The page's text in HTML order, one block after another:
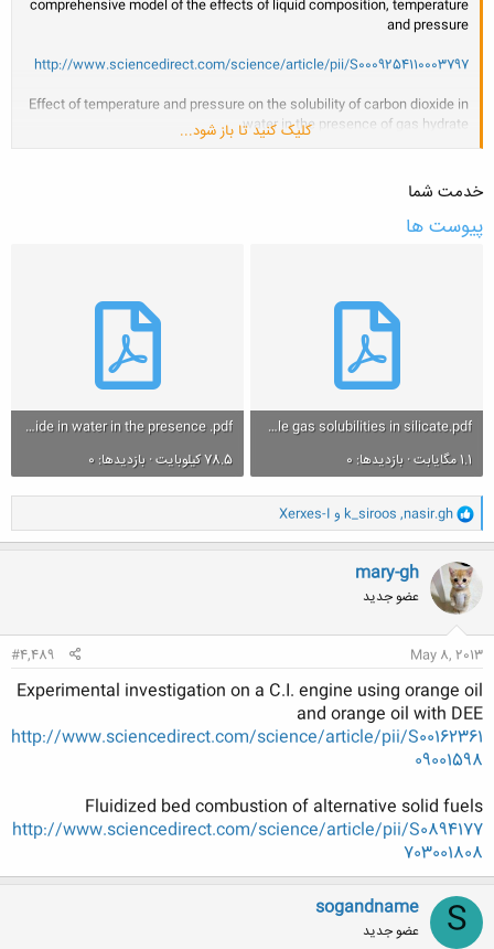
comprehensive model of the effects of liquid composition, temperature
and pressure
http://www.sciencedirect.com/science/article/pii/S0009254110003797
Effect of temperature and pressure on the solubility of carbon dioxide in
water in the presence of gas hydrate
کلیک کنید تا باز شود...
خدمت شما
پیوست ها
Noble gas solubilities in silicate.pdf
1.1 مگایابت · بازدیدها: 0
Effect of temperature and pressure on the solubility of carbon dioxide in water in the presence .pdf
78.5 کیلوبایت · بازدیدها: 0
و
ا
ک
ن
ش
ه
ا
nasir.gh
,
k_siroos و Xerxes-I
mary-gh
عضو جدید
May 8, 2013
#4,489
Experimental investigation on a C.I. engine using orange oil
and orange oil with DEE
http://www.sciencedirect.com/science/article/pii/S00162361
09001598
Fluidized bed combustion of alternative solid fuels
http://www.sciencedirect.com/science/article/pii/S0894177
703001808
S
sogandname
عضو جدید